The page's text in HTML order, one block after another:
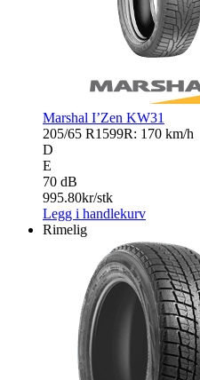
Marshal I’Zen KW31
205/65 R1599R: 170 km/h
D
E
70 dB
995.80kr/stk
Legg i handlekurv
Rimelig